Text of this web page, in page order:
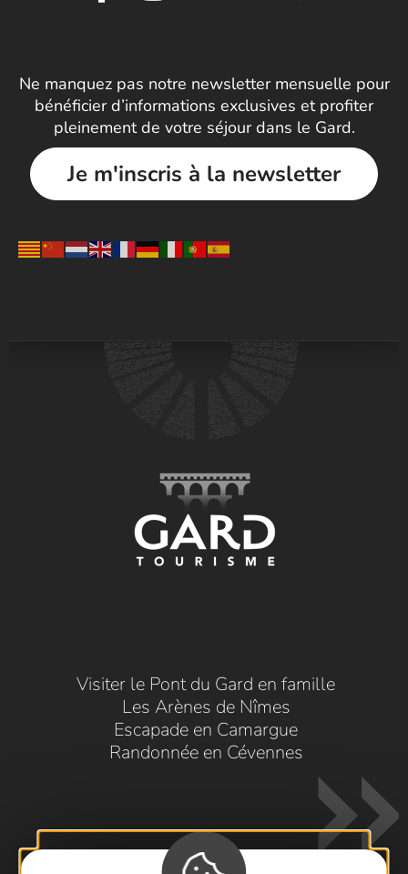
Ne manquez pas notre newsletter mensuelle pour
bénéficier d’informations exclusives et profiter
pleinement de votre séjour dans le Gard.
Je m'inscris à la newsletter
Visiter le Pont du Gard en famille
Les Arènes de Nîmes
Escapade en Camargue
Randonnée en Cévennes